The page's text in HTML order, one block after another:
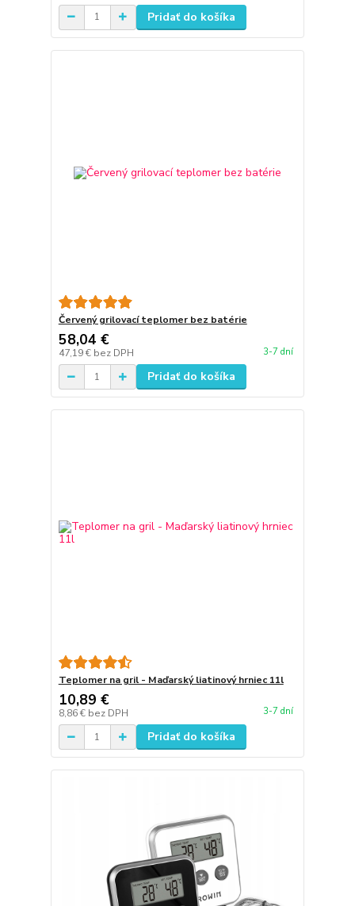
Pridať do košíka
Červený grilovací teplomer bez batérie
58,04 €
47,19 € bez DPH 3-7 dní
Pridať do košíka
Teplomer na gril - Maďarský liatinový hrniec 11l
10,89 €
8,86 € bez DPH 3-7 dní
Pridať do košíka